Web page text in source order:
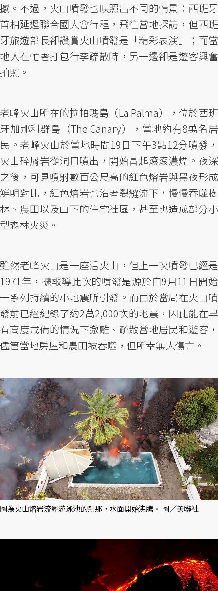
撼。不過，火山噴發也映照出不同的情景：西班牙
首相延遲聯合國大會行程，飛往當地探訪，但西班
牙旅遊部長卻讚賞火山噴發是「精彩表演」；而當
地人在忙著打包行李疏散時，另一邊卻是遊客興奮
拍照。
老峰火山所在的拉帕瑪島（La Palma），位於西班
牙加那利群島（The Canary），當地約有8萬名居
民。老峰火山於當地時間19日下午3點12分噴發，
火山碎屑岩從洞口噴出，開始冒起滾滾濃煙。夜深
之後，可見噴射數百公尺高的紅色熔岩與黑夜形成
鮮明對比，紅色熔岩也沿著裂縫流下，慢慢吞噬樹
林、農田以及山下的住宅社區，甚至也造成部分小
型森林火災。
雖然老峰火山是一座活火山，但上一次噴發已經是
1971年，據報導此次的噴發是源於自9月11日開始
一系列持續的小地震所引發。而由於當局在火山噴
發前已經紀錄了約2萬2,000次的地震，因此能在早
有高度戒備的情況下撤離、疏散當地居民和遊客，
儘管當地房屋和農田被吞噬，但所幸無人傷亡。
圖為火山熔岩流經游泳池的剎那，水面開始沸騰。 圖／美聯社